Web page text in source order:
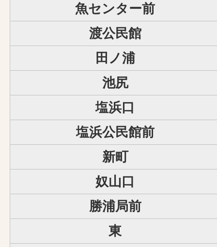
魚センター前
渡公民館
田ノ浦
池尻
塩浜口
塩浜公民館前
新町
奴山口
勝浦局前
東